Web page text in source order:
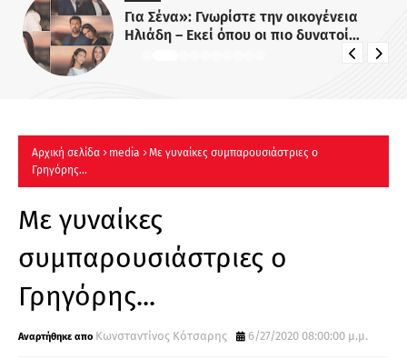
Για Σένα»: Γνωρίστε την οικογένεια
Ηλιάδη – Εκεί όπου οι πιο δυνατοί
δεσμοί δοκιμάζονται περισσότερο !
Αρχική σελίδα media
Mε γυναίκες συμπαρουσιάστριες ο
Γρηγόρης...
Mε γυναίκες
συμπαρουσιάστριες ο
Γρηγόρης...
Κωνσταντίνος Κότσαρης 6/27/2020 08:00:00 μ.μ.